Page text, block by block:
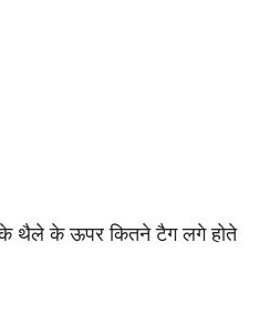
के थैले के ऊपर कितने टैग लगे होते